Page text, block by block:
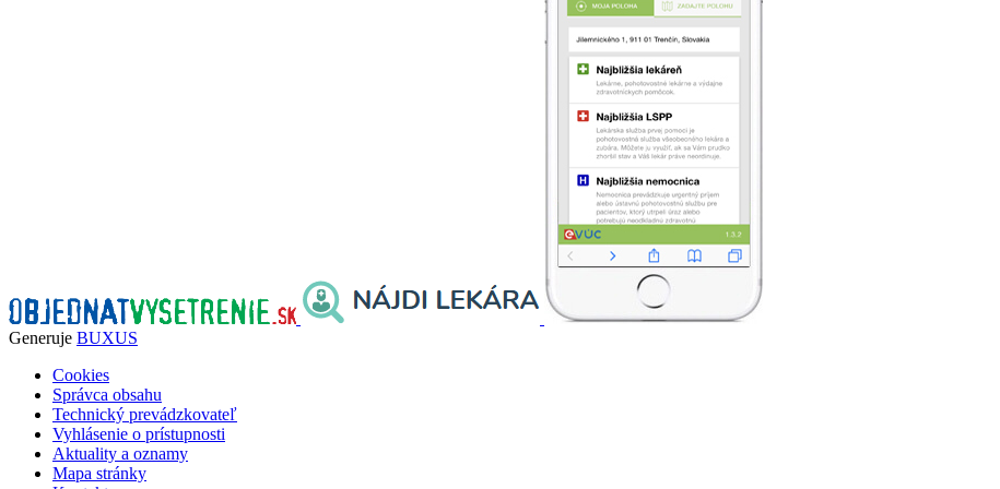
Generuje BUXUS
Cookies
Správca obsahu
Technický prevádzkovateľ
Vyhlásenie o prístupnosti
Aktuality a oznamy
Mapa stránky